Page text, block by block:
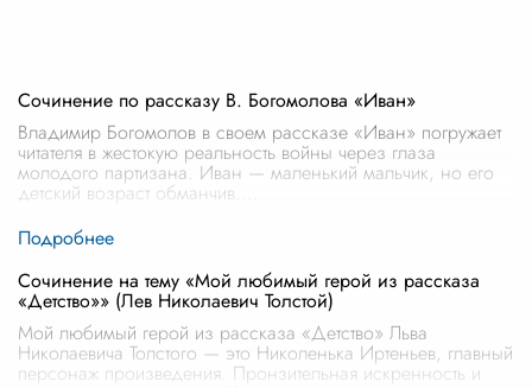
Сочинение по рассказу В. Богомолова «Иван»
Владимир Богомолов в своем рассказе «Иван» погружает
читателя в жестокую реальность войны через глаза
молодого партизана. Иван — маленький мальчик, но его
детский возраст обманчив.
Сочинение на тему «Мой любимый герой из рассказа
«Детство»» (Лев Николаевич Толстой)
Мой любимый герой из рассказа «Детство» Льва
Николаевича Толстого — это Николенька Иртеньев, главный
персонаж произведения. Пронзительная искренность и